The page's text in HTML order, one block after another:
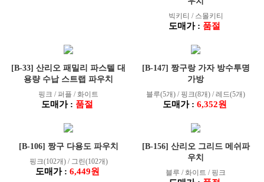
빅키티 / 스몰키티
도매가 : 품절
[B-33] 산리오 패밀리 파스텔 대
용량 수납 스트랩 파우치
핑크 / 퍼플 / 화이트
도매가 : 품절
[B-147] 짱구랑 가자 방수투명
가방
블루(5개) / 핑크(8개) / 레드(5개)
도매가 : 6,352원
[B-106] 짱구 다용도 파우치
핑크(102개) / 그린(102개)
도매가 : 6,449원
[B-156] 산리오 그리드 메쉬파
우치
블루 / 화이트 / 핑크